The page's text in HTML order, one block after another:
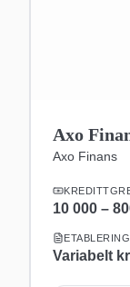
Axo
Axo Finans
10 000 –
Variabelt kr